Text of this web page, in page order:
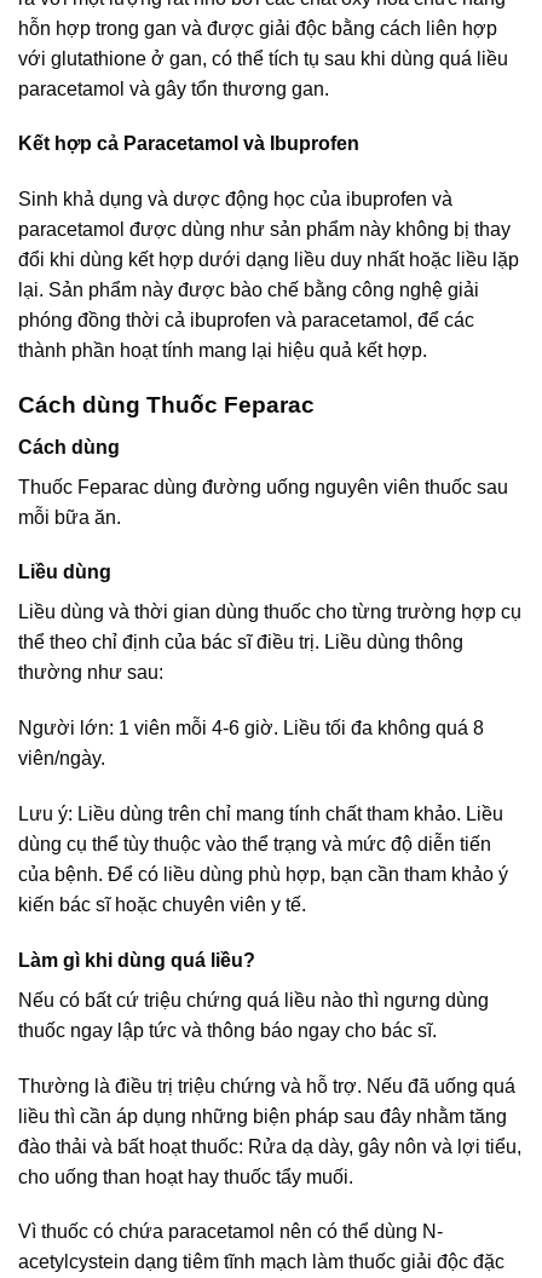
hỗn hợp trong gan và được giải độc bằng cách liên hợp
với glutathione ở gan, có thể tích tụ sau khi dùng quá liều
paracetamol và gây tổn thương gan.
Kết hợp cả Paracetamol và Ibuprofen
Sinh khả dụng và dược động học của ibuprofen và
paracetamol được dùng như sản phẩm này không bị thay
đổi khi dùng kết hợp dưới dạng liều duy nhất hoặc liều lặp
lại. Sản phẩm này được bào chế bằng công nghệ giải
phóng đồng thời cả ibuprofen và paracetamol, để các
thành phần hoạt tính mang lại hiệu quả kết hợp.
Cách dùng Thuốc Feparac
Cách dùng
Thuốc Feparac dùng đường uống nguyên viên thuốc sau
mỗi bữa ăn.
Liều dùng
Liều dùng và thời gian dùng thuốc cho từng trường hợp cụ
thể theo chỉ định của bác sĩ điều trị. Liều dùng thông
thường như sau:
Người lớn: 1 viên mỗi 4-6 giờ. Liều tối đa không quá 8
viên/ngày.
Lưu ý: Liều dùng trên chỉ mang tính chất tham khảo. Liều
dùng cụ thể tùy thuộc vào thể trạng và mức độ diễn tiến
của bệnh. Để có liều dùng phù hợp, bạn cần tham khảo ý
kiến bác sĩ hoặc chuyên viên y tế.
Làm gì khi dùng quá liều?
Nếu có bất cứ triệu chứng quá liều nào thì ngưng dùng
thuốc ngay lập tức và thông báo ngay cho bác sĩ.
Thường là điều trị triệu chứng và hỗ trợ. Nếu đã uống quá
liều thì cần áp dụng những biện pháp sau đây nhằm tăng
đào thải và bất hoạt thuốc: Rửa dạ dày, gây nôn và lợi tiểu,
cho uống than hoạt hay thuốc tẩy muối.
Vì thuốc có chứa paracetamol nên có thể dùng N-
acetylcystein dạng tiêm tĩnh mạch làm thuốc giải độc đặc